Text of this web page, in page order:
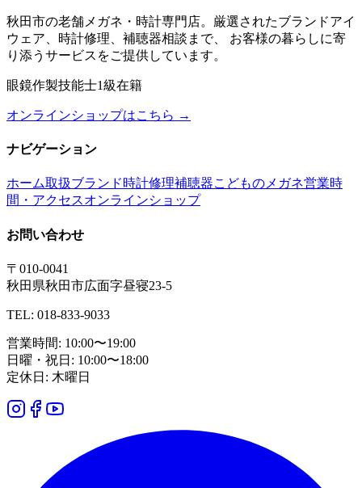
秋田市の老舗メガネ・時計専門店。厳選されたブランドアイ
ウェア、時計修理、補聴器相談まで、 お客様の暮らしに寄
り添うサービスをご提供しています。
眼鏡作製技能士1級在籍
オンラインショップはこちら →
ナビゲーション
ホーム取扱ブランド時計修理補聴器こどものメガネ営業時
間・アクセスオンラインショップ
お問い合わせ
〒010-0041
秋田県秋田市広面字昼寝23-5
TEL: 018-833-9033
営業時間: 10:00〜19:00
日曜・祝日: 10:00〜18:00
定休日: 木曜日